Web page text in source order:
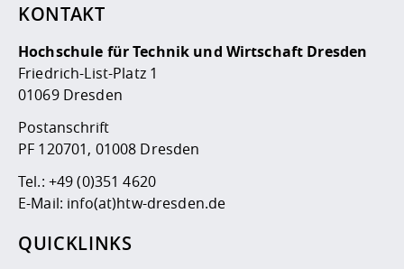
KONTAKT
Hochschule für Technik und Wirtschaft Dresden
Friedrich-List-Platz 1
01069 Dresden
Postanschrift
PF 120701, 01008 Dresden
Tel.: +49 (0)351 4620
E-Mail: info(at)htw-dresden.de
QUICKLINKS